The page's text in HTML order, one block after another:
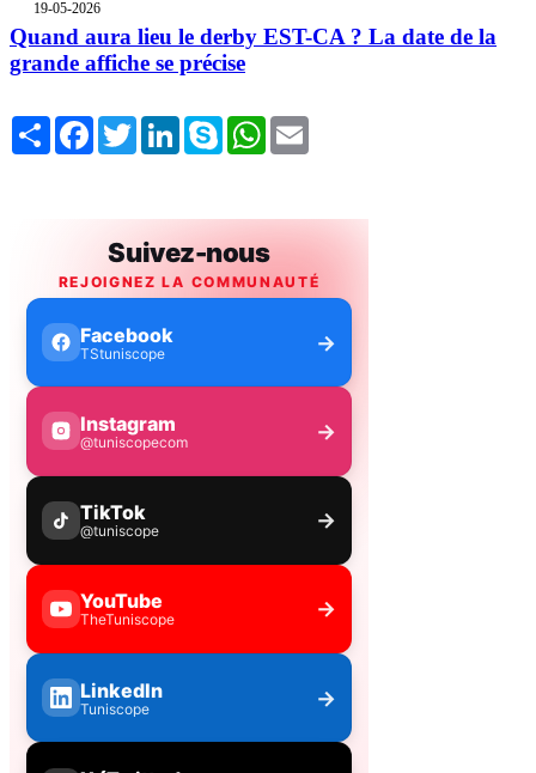
19-05-2026
Quand aura lieu le derby EST-CA ? La date de la
grande affiche se précise
Share FacebookTwitterLinkedInSkype WhatsApp